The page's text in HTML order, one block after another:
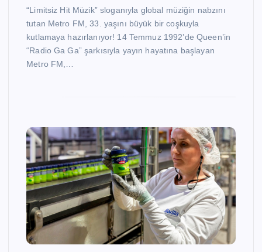
“Limitsiz Hit Müzik” sloganıyla global müziğin nabzını
tutan Metro FM, 33. yaşını büyük bir coşkuyla
kutlamaya hazırlanıyor! 14 Temmuz 1992’de Queen’in
“Radio Ga Ga” şarkısıyla yayın hayatına başlayan
Metro FM,…